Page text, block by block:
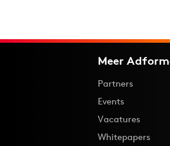
Meer
Partners
Events
Vacatures
Whitepapers